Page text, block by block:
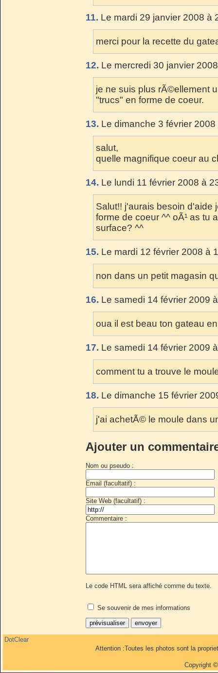
11. Le mardi 29 janvier 2008 à
merci pour la recette du
12. Le mercredi 30 janvier
je ne suis plus rÃ©ellement
"trucs" en forme de coeur.
13. Le dimanche 3 février
salut,
quelle magnifique coeur au
14. Le lundi 11 février 2008 à
Salut!! j'aurais besoin d'aide
forme de coeur ^^ oÃ¹ as tu
surface? ^^
15. Le mardi 12 février 2008 à
non dans un petit magasin
16. Le samedi 14 février 2009
oua il est beau ton gateau
17. Le samedi 14 février 2009
comment tu a trouve le
18. Le dimanche 15 février
j'ai achetÃ© le moule dans
Ajouter un
Nom ou pseudo :
Email (facultatif) :
Site Web (facultatif) :
Commentaire :
Le code HTML sera affiché comme du texte.
Se souvenir de mes informations
DotClear
Attention :Toutes les photos sont la
Copyright